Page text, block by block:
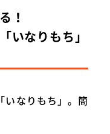
！
いなりもち」
いなりもち」。簡